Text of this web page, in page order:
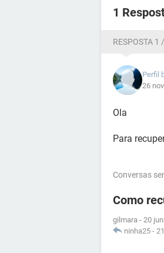
1
RESPOSTA 1
Perfil
26
Ola
Para
Conversas
Como
gilmara - 20
ninha25 -